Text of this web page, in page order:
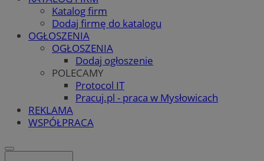
Katalog firm
Dodaj firmę do katalogu
OGŁOSZENIA
OGŁOSZENIA
Dodaj ogłoszenie
POLECAMY
Protocol IT
Pracuj.pl - praca w Mysłowicach
REKLAMA
WSPÓŁPRACA